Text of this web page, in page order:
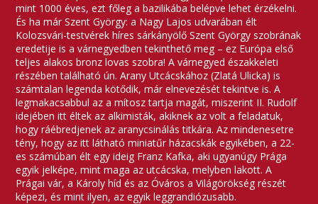
mint 1000 éves, ezt főleg a bazilikába belépve lehet érzékelni.
És ha már Szent György: a Nagy Lajos udvarában élt
Kolozsvári-testvérek híres sárkányölő Szent György szobrának
eredetije is a várnegyedben tekinthető meg – ez Európa első
teljes alakos bronz lovas szobra! A várnegyed északkeleti
részében található ún. Arany Utcácskához (Zlatá Ulicka) is
számtalan legenda kötődik, már elnevezését tekintve is. A
legmakacsabbul az a mítosz tartja magát, miszerint II. Rudolf
idejében itt éltek az alkimisták, akiknek az volt a feladatuk,
hogy ráébredjenek az aranycsinálás titkára. Az mindenesetre
tény, hogy az itt látható miniatűr házacskák egyikében, a 22-
es számúban élt egy ideig Franz Kafka, aki ugyanúgy Prága
egyik jelképe, mint maga az utcácska, melyben lakott. A
Prágai vár, a Károly híd és az Óváros a Világörökség részét
képezi, és mint ilyen, az egyik leggrandiózusabb.